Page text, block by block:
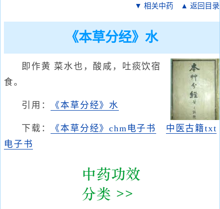
▼ 相关中药 ▲ 返回目录
《本草分经》水
即作黄 菜水也，酸咸，吐痰饮宿
食。
引用： 《本草分经》水
下载： 《本草分经》chm电子书
中医古籍txt
电子书